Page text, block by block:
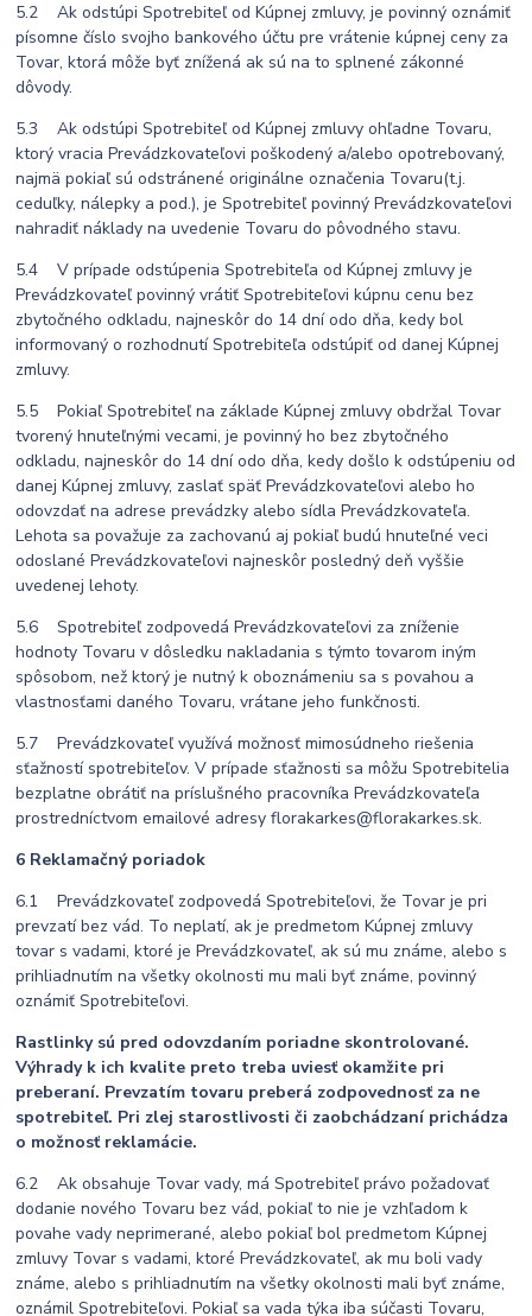
5.2 Ak odstúpi Spotrebiteľ od Kúpnej zmluvy, je povinný oznámiť
písomne číslo svojho bankového účtu pre vrátenie kúpnej ceny za
Tovar, ktorá môže byť znížená ak sú na to splnené zákonné
dôvody.
5.3 Ak odstúpi Spotrebiteľ od Kúpnej zmluvy ohľadne Tovaru,
ktorý vracia Prevádzkovateľovi poškodený a/alebo opotrebovaný,
najmä pokiaľ sú odstránené originálne označenia Tovaru(t.j.
ceduľky, nálepky a pod.), je Spotrebiteľ povinný Prevádzkovateľovi
nahradiť náklady na uvedenie Tovaru do pôvodného stavu.
5.4 V prípade odstúpenia Spotrebiteľa od Kúpnej zmluvy je
Prevádzkovateľ povinný vrátiť Spotrebiteľovi kúpnu cenu bez
zbytočného odkladu, najneskôr do 14 dní odo dňa, kedy bol
informovaný o rozhodnutí Spotrebiteľa odstúpiť od danej Kúpnej
zmluvy.
5.5 Pokiaľ Spotrebiteľ na základe Kúpnej zmluvy obdržal Tovar
tvorený hnuteľnými vecami, je povinný ho bez zbytočného
odkladu, najneskôr do 14 dní odo dňa, kedy došlo k odstúpeniu od
danej Kúpnej zmluvy, zaslať späť Prevádzkovateľovi alebo ho
odovzdať na adrese prevádzky alebo sídla Prevádzkovateľa.
Lehota sa považuje za zachovanú aj pokiaľ budú hnuteľné veci
odoslané Prevádzkovateľovi najneskôr posledný deň vyššie
uvedenej lehoty.
5.6 Spotrebiteľ zodpovedá Prevádzkovateľovi za zníženie
hodnoty Tovaru v dôsledku nakladania s týmto tovarom iným
spôsobom, než ktorý je nutný k oboznámeniu sa s povahou a
vlastnosťami daného Tovaru, vrátane jeho funkčnosti.
5.7 Prevádzkovateľ využívá možnosť mimosúdneho riešenia
sťažností spotrebiteľov. V prípade sťažnosti sa môžu Spotrebitelia
bezplatne obrátiť na príslušného pracovníka Prevádzkovateľa
prostredníctvom emailové adresy florakarkes@florakarkes.sk.
6 Reklamačný poriadok
6.1 Prevádzkovateľ zodpovedá Spotrebiteľovi, že Tovar je pri
prevzatí bez vád. To neplatí, ak je predmetom Kúpnej zmluvy
tovar s vadami, ktoré je Prevádzkovateľ, ak sú mu známe, alebo s
prihliadnutím na všetky okolnosti mu mali byť známe, povinný
oznámiť Spotrebiteľovi.
Rastlinky sú pred odovzdaním poriadne skontrolované.
Výhrady k ich kvalite preto treba uviesť okamžite pri
preberaní. Prevzatím tovaru preberá zodpovednosť za ne
spotrebiteľ. Pri zlej starostlivosti či zaobchádzaní prichádza
o možnosť reklamácie.
6.2 Ak obsahuje Tovar vady, má Spotrebiteľ právo požadovať
dodanie nového Tovaru bez vád, pokiaľ to nie je vzhľadom k
povahe vady neprimerané, alebo pokiaľ bol predmetom Kúpnej
zmluvy Tovar s vadami, ktoré Prevádzkovateľ, ak mu boli vady
známe, alebo s prihliadnutím na všetky okolnosti mali byť známe,
oznámil Spotrebiteľovi. Pokiaľ sa vada týka iba súčasti Tovaru,